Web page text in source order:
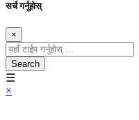
सर्च गर्नुहोस्
×
Search
☰
×